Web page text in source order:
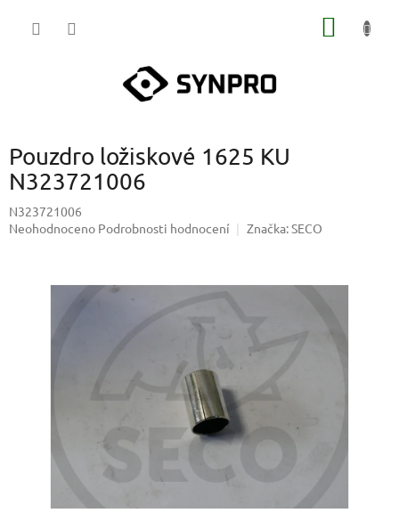
Pouzdro ložiskové 1625 KU
N323721006
N323721006
Průměrné
Neohodnoceno Podrobnosti hodnocení Značka:SECO